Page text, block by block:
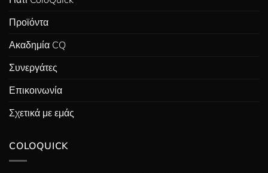
Προϊόντα
Ακαδημία CQ
Συνεργάτες
Επικοινωνία
Σχετικά με εμάς
COLOQUICK